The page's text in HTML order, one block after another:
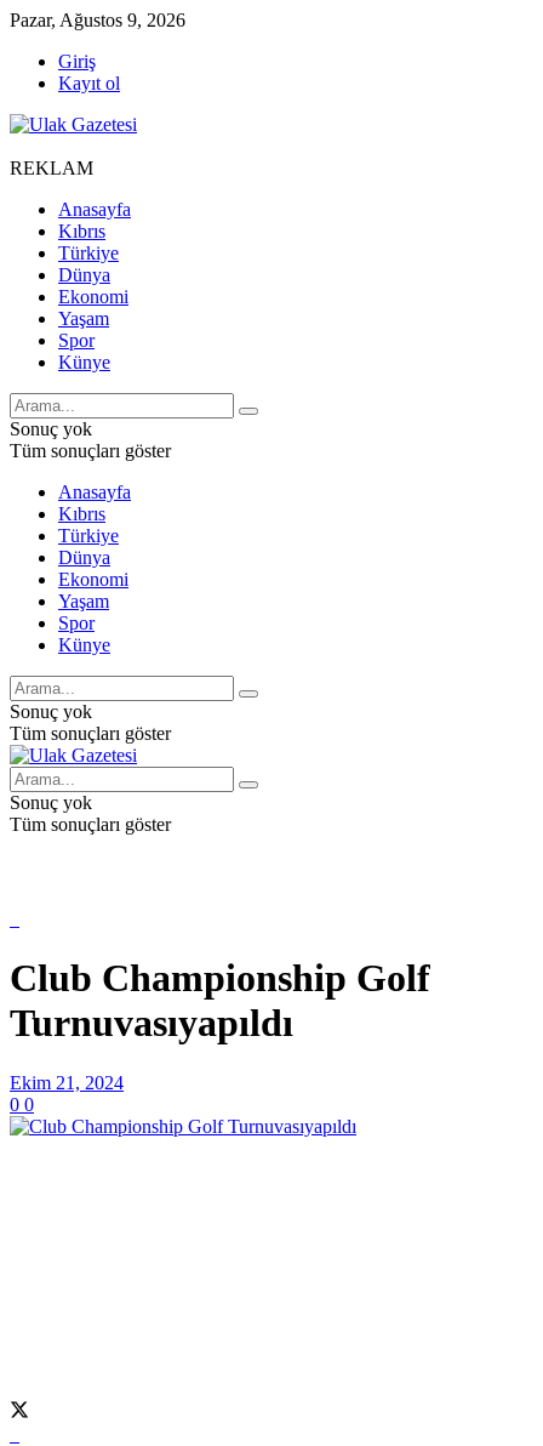
Pazar, Ağustos 9, 2026
Giriş
Kayıt ol
REKLAM
Anasayfa
Kıbrıs
Türkiye
Dünya
Ekonomi
Yaşam
Spor
Künye
Sonuç yok
Tüm sonuçları göster
Anasayfa
Kıbrıs
Türkiye
Dünya
Ekonomi
Yaşam
Spor
Künye
Sonuç yok
Tüm sonuçları göster
Sonuç yok
Tüm sonuçları göster
Club Championship Golf
Turnuvasıyapıldı
Ekim 21, 2024
0 0